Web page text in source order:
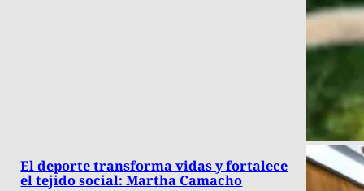
El deporte transforma vidas y fortalece
el tejido social: Martha Camacho